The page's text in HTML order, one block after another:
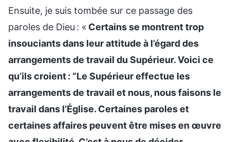
Ensuite, je suis tombée sur ce passage des
paroles de Dieu : « Certains se montrent trop
insouciants dans leur attitude à l’égard des
arrangements de travail du Supérieur. Voici ce
qu’ils croient : “Le Supérieur effectue les
arrangements de travail et nous, nous faisons le
travail dans l’Église. Certaines paroles et
certaines affaires peuvent être mises en œuvre